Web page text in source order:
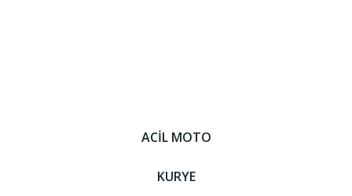
ACİL MOTO
KURYE